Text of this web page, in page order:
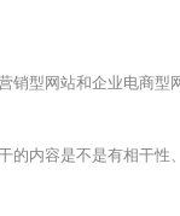
网站和企业电商型
容是不是有相干性